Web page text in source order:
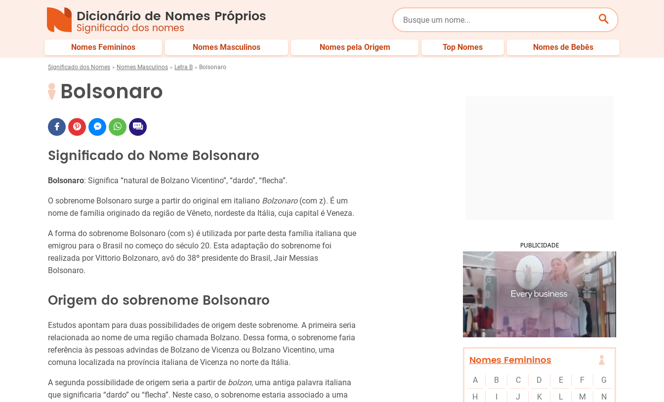
Dicionário de Nomes Próprios
Significado dos nomes
Nomes Femininos Nomes Masculinos Nomes pela Origem Top Nomes Nomes de Bebês
Significado dos Nomes Nomes Masculinos Letra B Bolsonaro
Bolsonaro
Significado do Nome Bolsonaro
Bolsonaro: Significa “natural de Bolzano Vicentino”, “dardo”, “flecha”.
O sobrenome Bolsonaro surge a partir do original em italiano Bolzonaro(com z). É um
nome de família originado da região de Vêneto, nordeste da Itália, cuja capital é Veneza.
A forma do sobrenome Bolsonaro (com s) é utilizada por parte desta família italiana que
emigrou para o Brasil no começo do século 20. Esta adaptação do sobrenome foi
realizada por Vittorio Bolzonaro, avô do 38º presidente do Brasil, Jair Messias
Bolsonaro.
Origem do sobrenome Bolsonaro
Estudos apontam para duas possibilidades de origem deste sobrenome. A primeira seria
relacionada ao nome de uma região chamada Bolzano. Dessa forma, o sobrenome faria
referência às pessoas advindas de Bolzano de Vicenza ou Bolzano Vicentino, uma
comuna localizada na província italiana de Vicenza no norte da Itália.
A segunda possibilidade de origem seria a partir de bolzon, uma antiga palavra italiana
que significaria “dardo” ou “flecha”. Neste caso, o sobrenome estaria associado a uma
PUBLICIDADE
Nomes Femininos
A B C D E F
G
H
I J K L M
N